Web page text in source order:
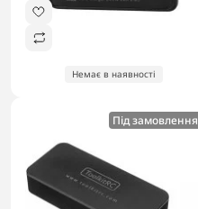
Немає в наявності
Під замовлення